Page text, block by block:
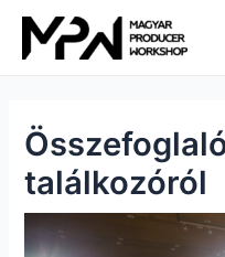
content
találkozóról